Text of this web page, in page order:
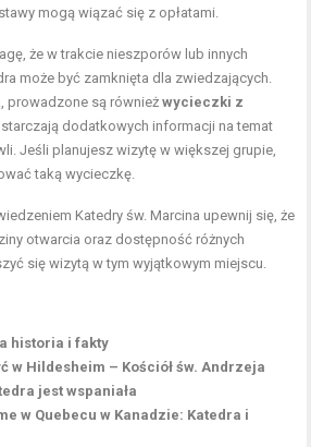
mogą wiązać się z opłatami.
że w trakcie nieszporów lub innych
może być zamknięta dla zwiedzających.
prowadzone są równieżwycieczki z
dodatkowych informacji na temat
Jeśli planujesz wizytę w większej grupie,
taką wycieczkę.
Katedry św. Marcina upewnij się, że
otwarcia oraz dostępność różnych
się wizytą w tym wyjątkowym miejscu.
historia i fakty
w Hildesheim – Kościół św. Andrzeja
jest wspaniała
w Quebecu w Kanadzie: Katedra i